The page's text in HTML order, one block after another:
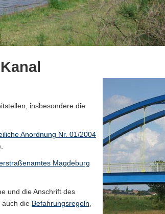
insbesondere die
Anordnung Nr. 01/2004
Magdeburg
und die Anschrift des
auch die Befahrungsregeln